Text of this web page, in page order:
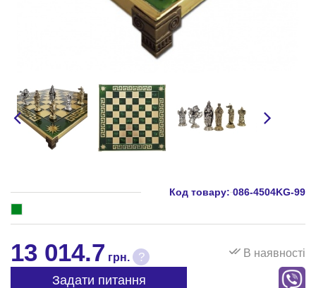
Код товару: 086-4504KG-99
13 014.7 грн. ? В наявності
Задати питання